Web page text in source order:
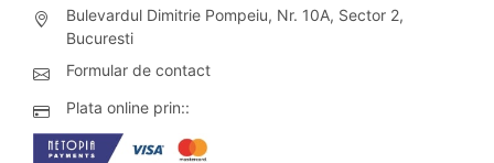
Bulevardul Dimitrie Pompeiu, Nr. 10A, Sector 2,
Bucuresti
Formular de contact
Plata online prin::